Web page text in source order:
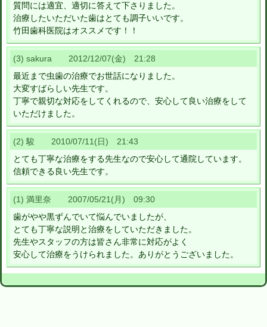
質問には適宜、適切に答えて下さりました。
治療したいただいた歯はとても調子いいです。
竹田歯科医院はオススメです！！
(3) sakura 2012/12/07(金) 21:28
最近まで虫歯の治療でお世話になりました。
大変すばらしい先生です。
丁寧で親切な対応をしてくれるので、安心して良い治療をして
いただけました。
(2) 駿 2010/07/11(日) 21:43
とても丁寧な治療をする先生なので安心して通院しています。
信頼できる良い先生です。
(1) 満里奈 2007/05/21(月) 09:30
歯がやや黒ずんでいて悩んでいましたが、
とても丁寧な説明と治療をしていただきました。
先生やスタッフの方は皆さん非常に対応がよく
安心して治療をうけられました。ありがとうございました。